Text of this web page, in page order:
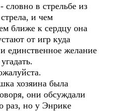
словно в стрельбе из
и чем
ближе к сердцу она
от игр куда
единственное желание
хозяина была
они обсуждали
раз, но у Энрике